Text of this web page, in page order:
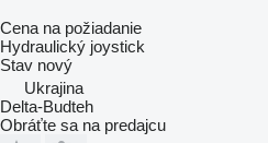
Cena na požiadanie
Hydraulický joystick
Stav nový
Ukrajina
Delta-Budteh
Obráťte sa na predajcu